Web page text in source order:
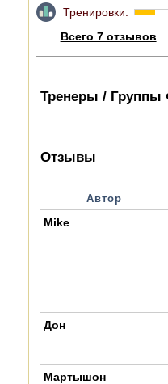
Тренировки:
Всего 7 отзывов
Тренеры / Группы
Отзывы
Автор
Mike
Дон
Мартышон